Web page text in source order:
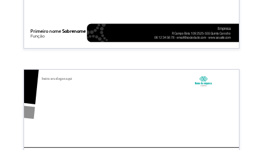
06 12 34 56 78 - email@sociedade.com - www.seusite.com
R Campo Bola 109 2525-555 Quinta Carocho
Primeiro nome Sobrenome
Função
Empresa
Insira seu slogan aqui
Nome da empresa